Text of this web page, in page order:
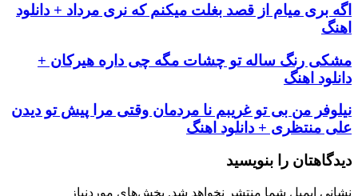
اگه بری میام از قصد بغلت میکنم که نری مرداد + دانلود
اهنگ
مشکی رنگ ساله تو چشات مگه چی داره هیرکان +
دانلود اهنگ
نیلوفر من بی تو غریبم نا مردمان وقتی مرا پیش تو دیدن
علی منتظری + دانلود اهنگ
دیدگاهتان را بنویسید
نشانی ایمیل شما منتشر نخواهد شد. بخش‌های موردنیاز